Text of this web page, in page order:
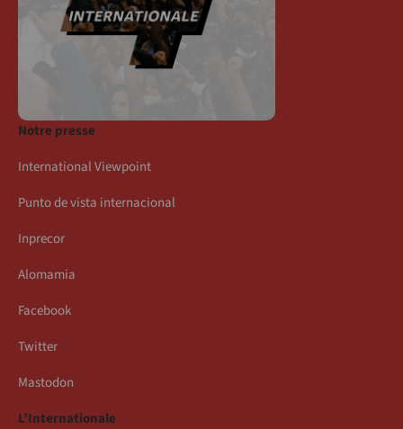
Notre presse
International Viewpoint
Punto de vista internacional
Inprecor
Alomamia
Facebook
Twitter
Mastodon
L’Internationale